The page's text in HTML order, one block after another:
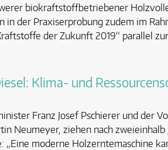
biokraftstoffbetriebener
in der Praxiserprobung zudem im
der Zukunft 2019“ parallel
Klima- und
Franz Josef Pschierer und der
Neumeyer, ziehen nach
„Eine moderne Holzerntemaschine